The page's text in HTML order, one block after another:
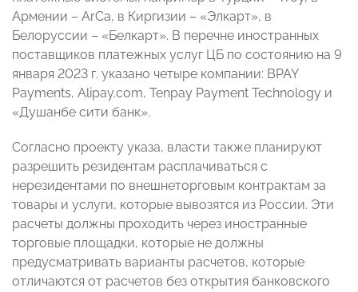
Армении – ArCa, в Киргизии – «Элкарт», в
Белоруссии – «Белкарт». В перечне иностранных
поставщиков платежных услуг ЦБ по состоянию на 9
января 2023 г. указано четыре компании: BPAY
Payments, Alipay.com, Tenpay Payment Technology и
«Душанбе сити банк».
Согласно проекту указа, власти также планируют
разрешить резидентам расплачиваться с
нерезидентами по внешнеторговым контрактам за
товары и услуги, которые вывозятся из России. Эти
расчеты должны проходить через иностранные
торговые площадки, которые не должны
предусматривать варианты расчетов, которые
отличаются от расчетов без открытия банковского